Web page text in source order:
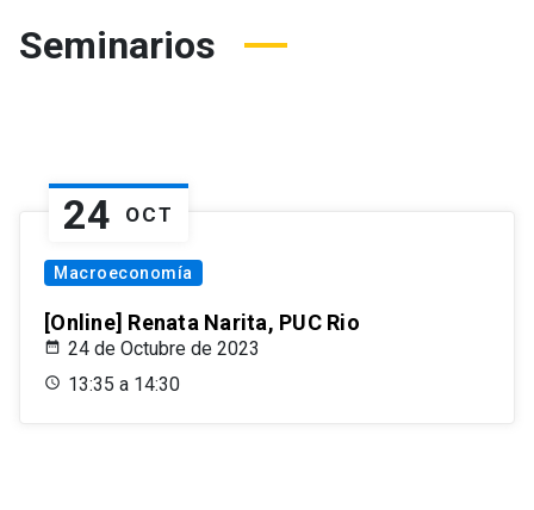
Seminarios
24 OCT
Macroeconomía
[Online] Renata Narita, PUC Rio
24 de Octubre de 2023
13:35 a 14:30